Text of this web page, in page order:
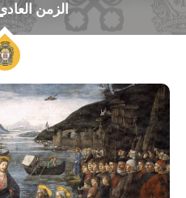
الزمن